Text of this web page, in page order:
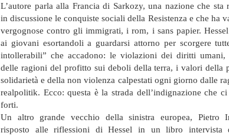
L’autore parla alla Francia di Sarkozy, una nazione che sta
in discussione le conquiste sociali della Resistenza e che ha
vergognose contro gli immigrati, i rom, i sans papier.
ai giovani esortandoli a guardarsi attorno per scorgere
intollerabili” che accadono: le violazioni dei diritti umani,
delle ragioni del profitto sui deboli della terra, i valori della
solidarietà e della non violenza calpestati ogni giorno dalle
realpolitik. Ecco: questa è la strada dell’indignazione che
forti.
Un altro grande vecchio della sinistra europea, Pietro
risposto alle riflessioni di Hessel in un libro intervista